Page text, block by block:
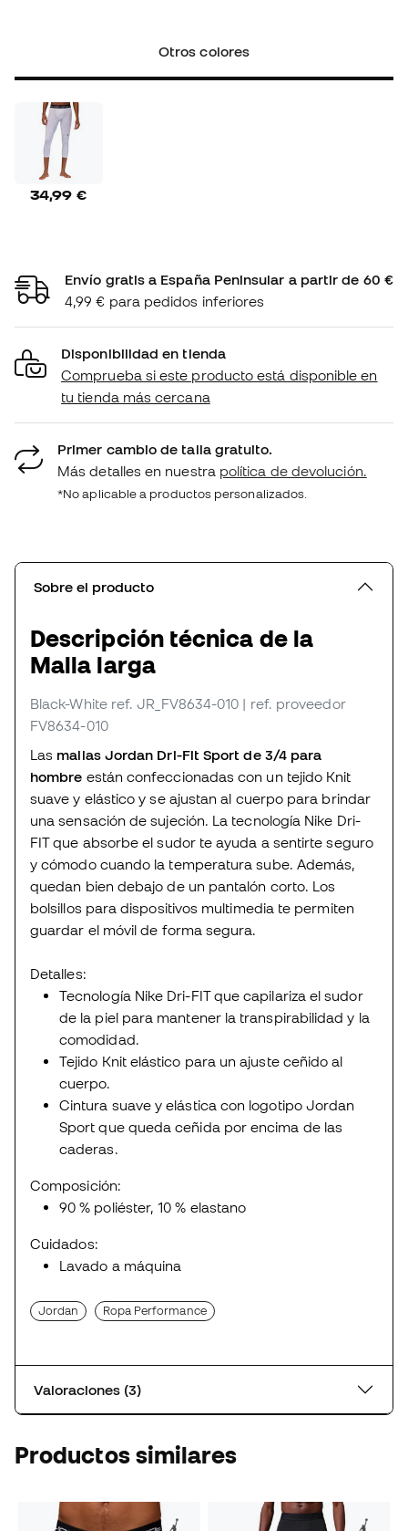
Otros colores
34,99 €
Envío gratis a España Peninsular a partir de 60 €
4,99 € para pedidos inferiores
Disponibilidad en tienda
Comprueba si este producto está disponible en
tu tienda más cercana
Primer cambio de talla gratuito.
Más detalles en nuestra política de devolución.
*No aplicable a productos personalizados.
Sobre el producto
Descripción técnica de la
Malla larga
Black-White ref. JR_FV8634-010 | ref. proveedor
FV8634-010
Las mallas Jordan Dri-Fit Sport de 3/4 para
hombre están confeccionadas con un tejido Knit
suave y elástico y se ajustan al cuerpo para brindar
una sensación de sujeción. La tecnología Nike Dri-
FIT que absorbe el sudor te ayuda a sentirte seguro
y cómodo cuando la temperatura sube. Además,
quedan bien debajo de un pantalón corto. Los
bolsillos para dispositivos multimedia te permiten
guardar el móvil de forma segura.
Detalles:
Tecnología Nike Dri-FIT que capilariza el sudor
de la piel para mantener la transpirabilidad y la
comodidad.
Tejido Knit elástico para un ajuste ceñido al
cuerpo.
Cintura suave y elástica con logotipo Jordan
Sport que queda ceñida por encima de las
caderas.
Composición:
90 % poliéster, 10 % elastano
Cuidados:
Lavado a máquina
Jordan Ropa Performance
Valoraciones (3)
Productos similares